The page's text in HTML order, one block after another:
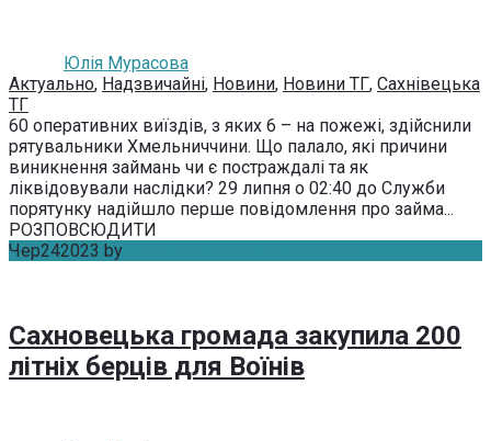
Юлія Мурасова
Актуально, Надзвичайні, Новини, Новини ТГ, Сахнівецька
ТГ
60 оперативних виїздів, з яких 6 – на пожежі, здійснили
рятувальники Хмельниччини. Що палало, які причини
виникнення займань чи є постраждалі та як
ліквідовували наслідки? 29 липня о 02:40 до Служби
порятунку надійшло перше повідомлення про займа...
РОЗПОВСЮДИТИ
Чер242023 by
Сахновецька громада закупила 200
літніх берців для Воїнів